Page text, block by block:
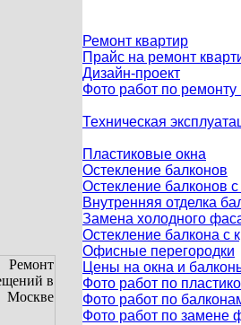
Ремонт квартир
Прайс на ремонт
Дизайн-проект
Фото работ по ремонту
Техническая
Пластиковые окна
Остекление балконов
Остекление балконов
Внутренняя отделка
Замена холодного
Остекление балкона с
Офисные перегородки
Цены на окна и
Фото работ по
Фото работ по
Фото работ по замене